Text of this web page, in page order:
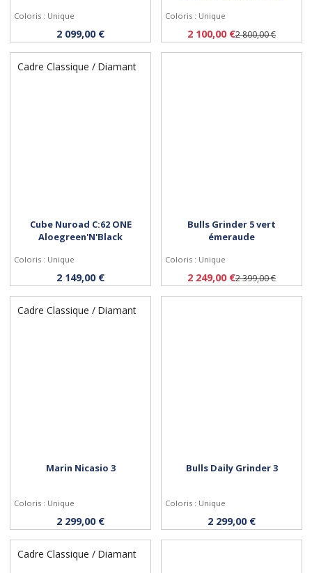
Personnaliser
Coloris : Unique
2 099,00 € Personnaliser
Coloris : Unique
2 100,00 €2 800,00 €
Cadre Classique / Diamant
Personnaliser
Cube Nuroad C:62 ONE
Aloegreen'N'Black
Coloris : Unique
2 149,00 € Personnaliser
Bulls Grinder 5 vert
émeraude
Coloris : Unique
2 249,00 €2 399,00 €
Cadre Classique / Diamant
Personnaliser
Marin Nicasio 3
Coloris : Unique
2 299,00 € Personnaliser
Bulls Daily Grinder 3
Coloris : Unique
2 299,00 €
Cadre Classique / Diamant